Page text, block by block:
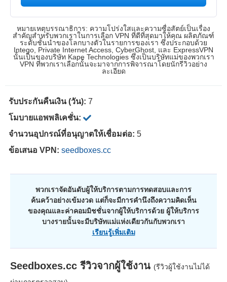
หมายเหตุบรรณาธิการ: ความโปร่งใสและความซื่อสัตย์เป็นเรื่อง
สำคัญสำหรับพวกเราในการเลือก VPN ที่ดีที่สุดมาให้คุณ ผลิตภัณฑ์
ระดับชั้นนำของโลกบางตัวในรายการของเรา ซึ่งประกอบด้วย
Intego, Private Internet Access, CyberGhost, และ ExpressVPN
นั้นเป็นของบริษัท Kape Technologies ซึ่งเป็นบริษัทแม่ของพวกเรา
VPN ที่พวกเราเลือกนั้นจะมาจากการพิจารณาโดยนักรีวิวอย่าง
ละเอียด
รับประกันคืนเงิน (วัน): 7
โมบายแอพพลิเคชั่น:
จำนวนอุปกรณ์ที่อนุญาตให้เชื่อมต่อ: 5
ข้อเสนอ VPN: seedboxes.cc
พวกเราจัดอันดับผู้ให้บริการตามการทดสอบและการ
ค้นคว้าอย่างเข้มงวด แต่ก็จะมีการคำนึงถึงความคิดเห็น
ของคุณและค่าคอมมิชชั่นจากผู้ให้บริการด้วย ผู้ให้บริการ
บางรายนั้นจะมีบริษัทแม่แห่งเดียวกันกับพวกเรา
เรียนรู้เพิ่มเติม
Seedboxes.cc รีวิวจากผู้ใช้งาน (รีวิวผู้ใช้งานไม่ได้